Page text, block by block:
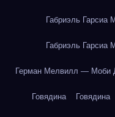
Габриэль Гарсиа
Габриэль Гарсиа
Герман Мелвилл — Моби
Говядина Говядина